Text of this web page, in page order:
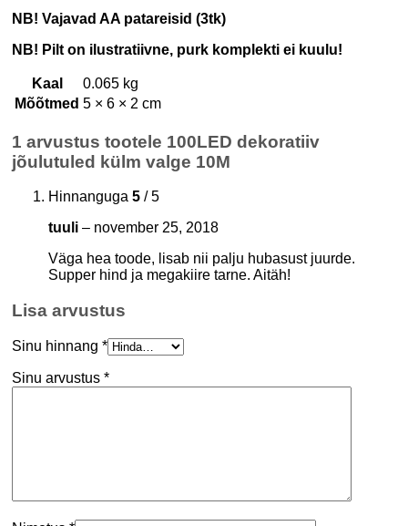
NB! Vajavad AA patareisid (3tk)
NB! Pilt on ilustratiivne, purk komplekti ei kuulu!
Kaal
0.065 kg
Mõõtmed 5 × 6 × 2 cm
1 arvustus tootele 100LED dekoratiiv
jõulutuled külm valge 10M
Hinnanguga 5 / 5
tuuli – november 25, 2018
Väga hea toode, lisab nii palju hubasust juurde.
Supper hind ja megakiire tarne. Aitäh!
Lisa arvustus
Sinu hinnang *
Sinu arvustus *